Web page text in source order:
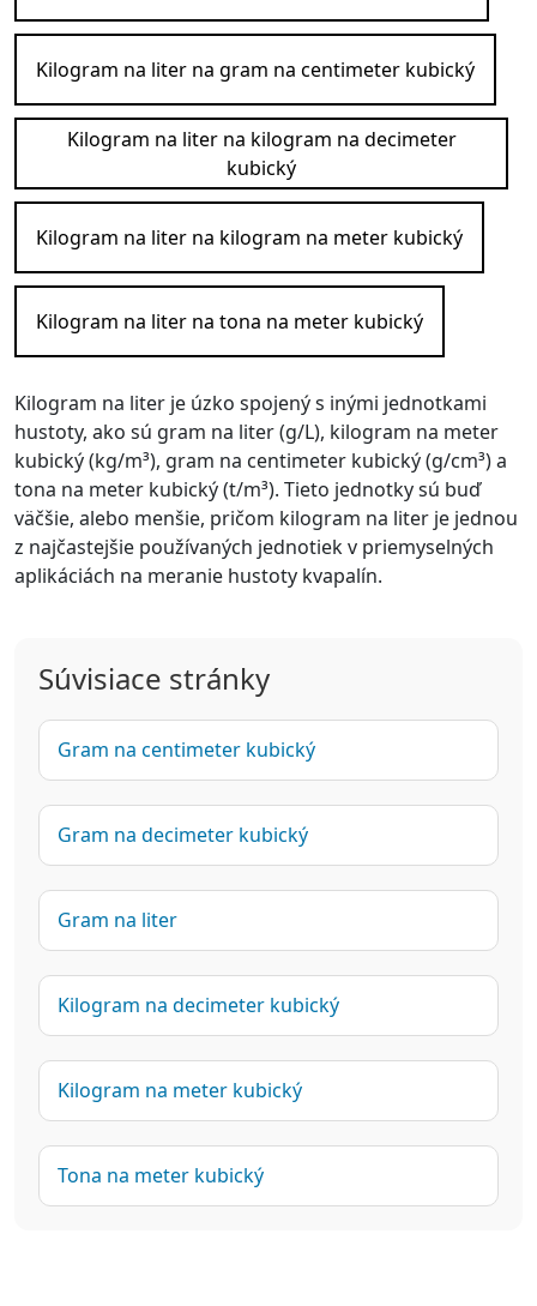
Kilogram na liter na gram na centimeter kubický
Kilogram na liter na kilogram na decimeter
kubický
Kilogram na liter na kilogram na meter kubický
Kilogram na liter na tona na meter kubický
Kilogram na liter je úzko spojený s inými jednotkami
hustoty, ako sú gram na liter (g/L), kilogram na meter
kubický (kg/m³), gram na centimeter kubický (g/cm³) a
tona na meter kubický (t/m³). Tieto jednotky sú buď
väčšie, alebo menšie, pričom kilogram na liter je jednou
z najčastejšie používaných jednotiek v priemyselných
aplikáciách na meranie hustoty kvapalín.
Súvisiace stránky
Gram na centimeter kubický
Gram na decimeter kubický
Gram na liter
Kilogram na decimeter kubický
Kilogram na meter kubický
Tona na meter kubický